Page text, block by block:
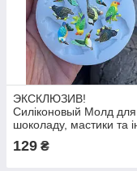
ЭКСКЛЮЗИВ!
Силіконовый Молд для
шоколаду, мастики та
декору"
129 ₴